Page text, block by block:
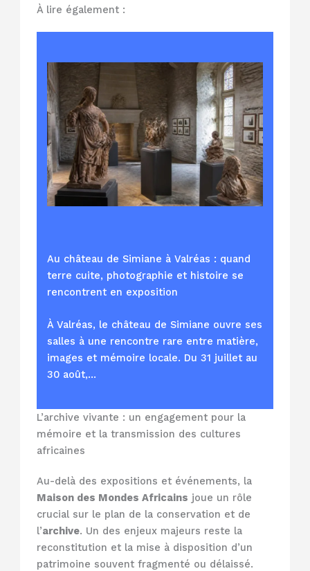
À lire également :
Au château de Simiane à Valréas : quand
terre cuite, photographie et histoire se
rencontrent en exposition
À Valréas, le château de Simiane ouvre ses
salles à une rencontre rare entre matière,
images et mémoire locale. Du 31 juillet au
30 août,…
L’archive vivante : un engagement pour la
mémoire et la transmission des cultures
africaines
Au-delà des expositions et événements, la
Maison des Mondes Africains joue un rôle
crucial sur le plan de la conservation et de
l’archive. Un des enjeux majeurs reste la
reconstitution et la mise à disposition d’un
patrimoine souvent fragmenté ou délaissé.